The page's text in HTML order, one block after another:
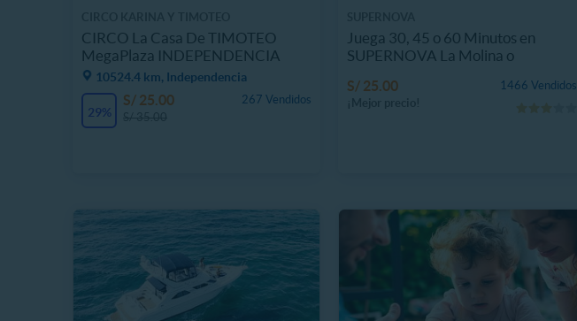
CIRCO La Casa De TIMOTEO
MegaPlaza INDEPENDENCIA
10524.4 km, Independencia
29%
267 Vendidos
S/ 25.00
Juega 30, 45 o 60 Minutos en
SUPERNOVA La Molina o
1466 Vendidos
S/ 25.00